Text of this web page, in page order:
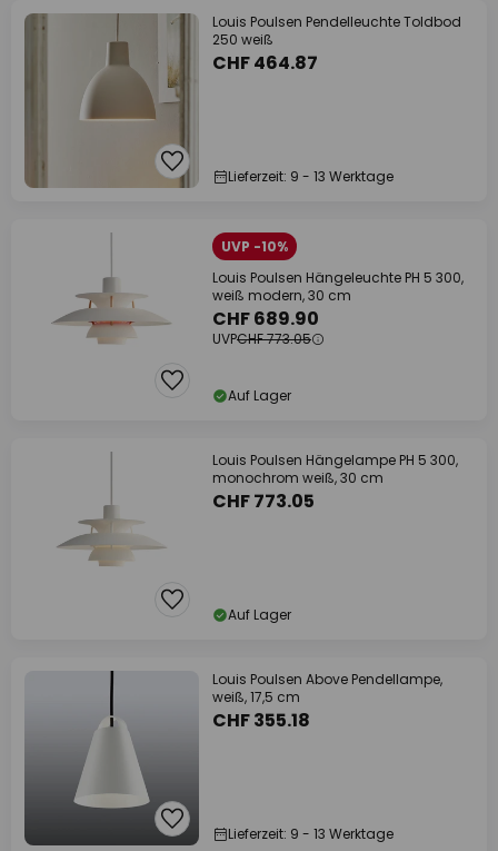
Louis Poulsen Pendelleuchte Toldbod
250 weiß
CHF 464.87
Lieferzeit: 9 - 13 Werktage
UVP -10%
Louis Poulsen Hängeleuchte PH 5 300,
weiß modern, 30 cm
CHF 689.90
UVPCHF 773.05
Auf Lager
Louis Poulsen Hängelampe PH 5 300,
monochrom weiß, 30 cm
CHF 773.05
Auf Lager
Louis Poulsen Above Pendellampe,
weiß, 17,5 cm
CHF 355.18
Lieferzeit: 9 - 13 Werktage